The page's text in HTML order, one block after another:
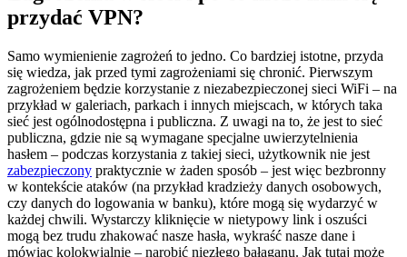
przydać VPN?
Samo wymienienie zagrożeń to jedno. Co bardziej istotne, przyda
się wiedza, jak przed tymi zagrożeniami się chronić. Pierwszym
zagrożeniem będzie korzystanie z niezabezpieczonej sieci WiFi – na
przykład w galeriach, parkach i innych miejscach, w których taka
sieć jest ogólnodostępna i publiczna. Z uwagi na to, że jest to sieć
publiczna, gdzie nie są wymagane specjalne uwierzytelnienia
hasłem – podczas korzystania z takiej sieci, użytkownik nie jest
zabezpieczony praktycznie w żaden sposób – jest więc bezbronny
w kontekście ataków (na przykład kradzieży danych osobowych,
czy danych do logowania w banku), które mogą się wydarzyć w
każdej chwili. Wystarczy kliknięcie w nietypowy link i oszuści
mogą bez trudu zhakować nasze hasła, wykraść nasze dane i
mówiąc kolokwialnie – narobić niezłego bałaganu. Jak tutaj może